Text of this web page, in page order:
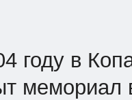
году в
мемориал